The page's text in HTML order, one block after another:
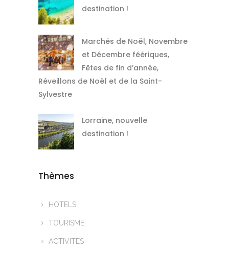
destination !
Marchés de Noël, Novembre
et Décembre féériques,
Fêtes de fin d’année,
Réveillons de Noël et de la Saint-
Sylvestre
Lorraine, nouvelle
destination !
Thèmes
HOTELS
TOURISME
ACTIVITES